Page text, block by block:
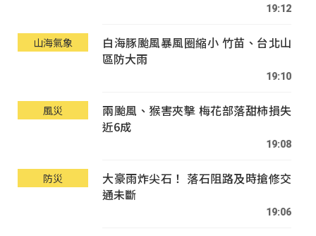
19:12
山海氣象
白海豚颱風暴風圈縮小 竹苗、台北山
區防大雨
19:10
風災
兩颱風、猴害夾擊 梅花部落甜柿損失
近6成
19:08
防災
大豪雨炸尖石！ 落石阻路及時搶修交
通未斷
19:06